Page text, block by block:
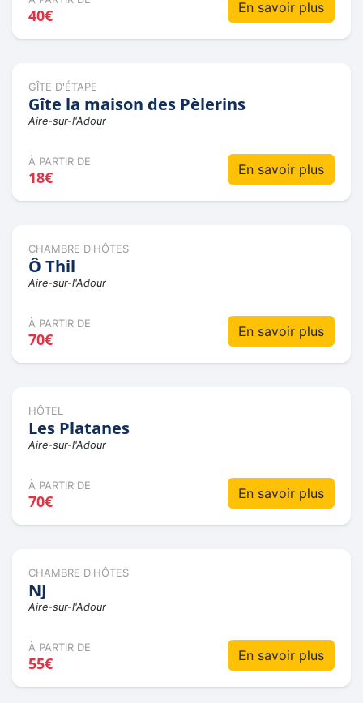
40€ En savoir plus
GÎTE D'ÉTAPE
Gîte la maison des Pèlerins
Aire-sur-l'Adour
À PARTIR DE
18€ En savoir plus
CHAMBRE D'HÔTES
Ô Thil
Aire-sur-l'Adour
À PARTIR DE
70€ En savoir plus
HÔTEL
Les Platanes
Aire-sur-l'Adour
À PARTIR DE
70€ En savoir plus
CHAMBRE D'HÔTES
NJ
Aire-sur-l'Adour
À PARTIR DE
55€ En savoir plus